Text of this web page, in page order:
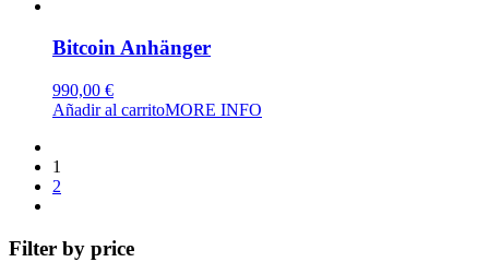
Bitcoin Anhänger
990,00 €
Añadir al carritoMORE INFO
1
2
Filter by price